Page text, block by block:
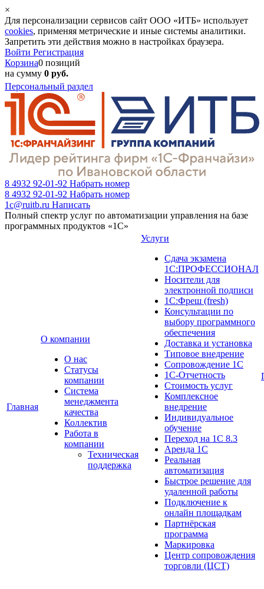
×
Для персонализации сервисов сайт ООО «ИТБ» использует
cookies, применяя метрические и иные системы аналитики.
Запретить эти действия можно в настройках браузера.
Войти Регистрация
Корзина0 позиций
на сумму 0 руб.
Персональный раздел
8 4932 92-01-92 Набрать номер
8 4932 92-01-92 Набрать номер
1c@ruitb.ru Написать
Полный спектр услуг по автоматизации управления на базе
программных продуктов «1С»
Главная
О компании
О нас
Cтатусы
компании
Система
менеджмента
качества
Коллектив
Работа в
компании
Техническая
поддержка
Услуги
Сдача экзамена
1С:ПРОФЕССИОНАЛ
Носители для
электронной подписи
1С:Фреш (fresh)
Консультации по
выбору программного
обеспечения
Доставка и установка
Типовое внедрение
Сопровождение 1С
1С-Отчетность
Стоимость услуг
Комплексное
внедрение
Индивидуальное
обучение
Переход на 1С 8.3
Аренда 1С
Реальная
автоматизация
Быстрое решение для
удаленной работы
Подключение к
онлайн площадкам
Партнёрская
программа
Маркировка
Центр сопровождения
торговли (ЦСТ)